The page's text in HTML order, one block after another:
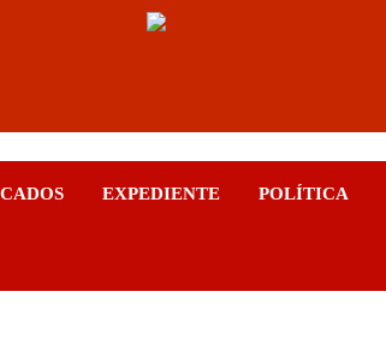
de Noticias
EXPEDIENTE POLÍTICA